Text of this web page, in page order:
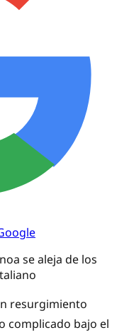
se aleja de los
resurgimiento
complicado bajo el